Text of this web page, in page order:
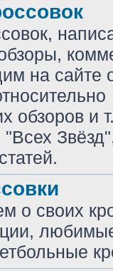
на сайте
обзоров и
о своих